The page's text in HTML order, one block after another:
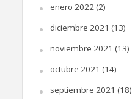
enero 2022 (2)
diciembre 2021 (13)
noviembre 2021 (13)
octubre 2021 (14)
septiembre 2021 (18)